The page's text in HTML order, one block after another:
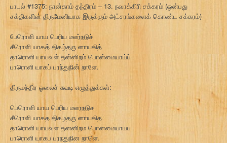
பாடல் #1375: நான்காம் தந்திரம் – 13. நவாக்கிரி சக்கரம் (ஒன்பது
சக்திகளின் திருமேனியாக இருக்கும் அட்சரங்களைக் கொண்ட சக்கரம்)
பேரொளி யாய பெரிய மலர்நடுச்
சீரொளி யாகத் திகழ்தரு னாயகித்
தாரொளி யாயவள் தன்னிறம் பொன்மையாய்ப்
பாரொளி யாகப் பரந்துநின் றாளே.
திருமந்திர ஓலைச் சுவடி எழுத்துக்கள்:
பெரொளி யாய பெரிய மலரநடுச
சீரொளி யாகத திகழதரு னாயகித
தாரொளி யாயவள தனனிறம பொனமையாயப
பாரொளி யாகப பரநதுநின றாளெ.